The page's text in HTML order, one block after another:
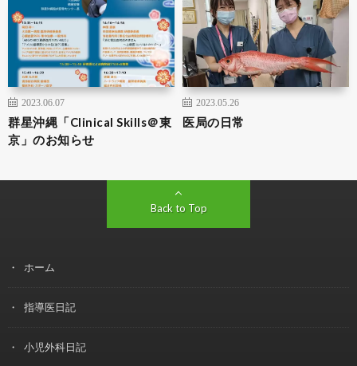
2023.06.07
群星沖縄「Clinical Skills＠東
京」のお知らせ
2023.05.26
医局の日常
Back to Top
ホーム
指導医日記
小児外科日記